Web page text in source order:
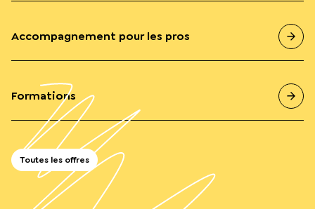
Accompagnement pour les pros
Formations
Toutes les offres